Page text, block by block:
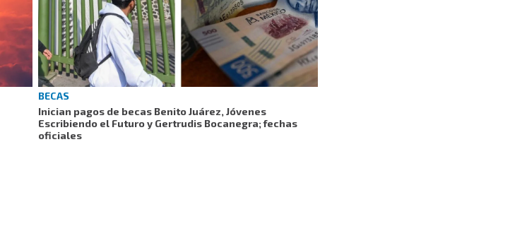
BECAS
Inician pagos de becas Benito Juárez, Jóvenes
Escribiendo el Futuro y Gertrudis Bocanegra; fechas
oficiales